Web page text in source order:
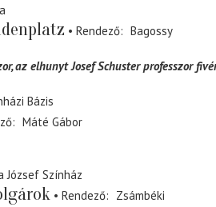
Rendező
Bagossy
az elhunyt Josef Schuster professzor
Bázis
Máté Gábor
József Színház
Rendező
Zsámbéki